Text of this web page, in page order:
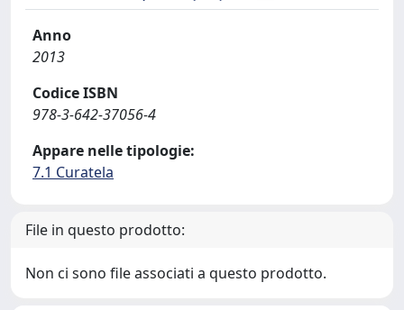
Anno
2013
Codice ISBN
978-3-642-37056-4
Appare nelle tipologie:
7.1 Curatela
File in questo prodotto:
Non ci sono file associati a questo prodotto.